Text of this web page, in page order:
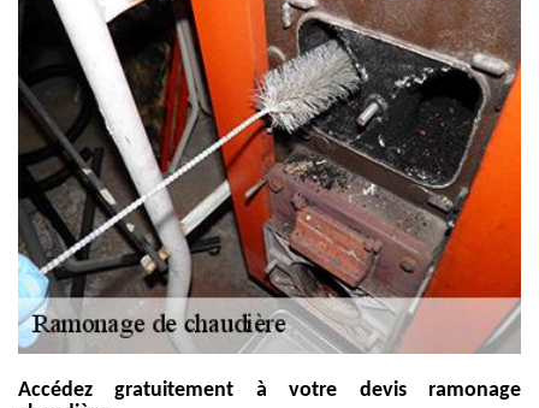
Accédez gratuitement à votre devis ramonage